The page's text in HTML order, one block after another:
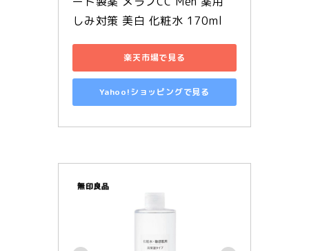
しみ対策 美白 化粧水 170ml
楽天市場で見る
Yahoo!ショッピングで見る